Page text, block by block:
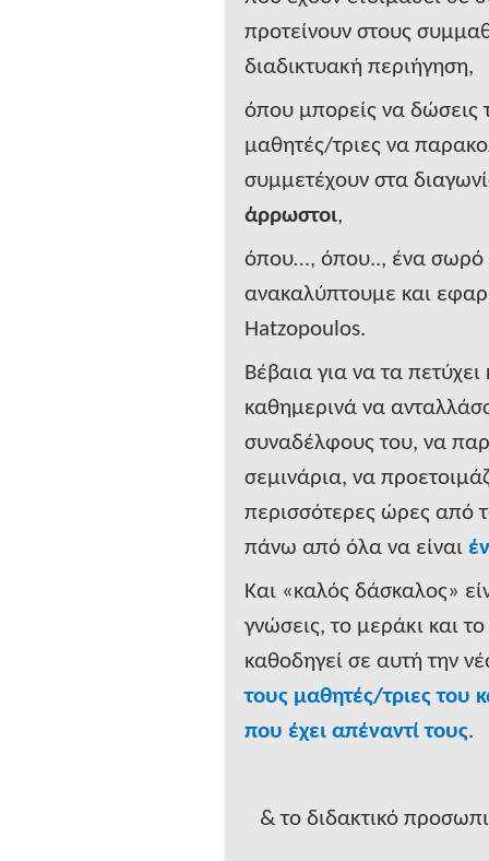
προτείνουν στους
διαδικτυακή περιήγηση,
όπου μπορείς να δώσεις
μαθητές/τριες να
συμμετέχουν στα
άρρωστοι,
όπου…, όπου.., ένα σωρό
ανακαλύπτουμε και
Hatzopoulos.
Βέβαια για να τα
καθημερινά να
συναδέλφους του, να
σεμινάρια, να
περισσότερες ώρες από
πάνω από όλα να είναι
Και «καλός δάσκαλος»
γνώσεις, το μεράκι και
καθοδηγεί σε αυτή την
τους μαθητές/τριες του
που έχει απέναντί τους.
& το διδακτικό